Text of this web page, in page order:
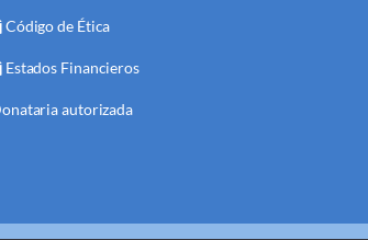
Código de Ética
Estados Financieros
autorizada